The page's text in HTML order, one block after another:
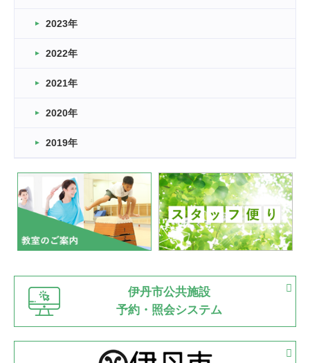
卒業・卒園の季節★
2026.03.11
緑ケ丘体育館
2022.11.03
緑ケ丘体育館
いたっぼーる大会☆彡
緑ケ丘体育館
2022.07.03
市内総合体育大会が開始
緑ケ丘体育館 猪名川運動広場
古池運動広場
2022.06.12
県知事杯争奪バレーボール大会が開催
緑ケ丘体育館
2022.05.05
体育協会長杯 バドミントン競技の部
2023年
2022年
2021年
2020年
2019年
伊丹市公共施設
予約・照会システム